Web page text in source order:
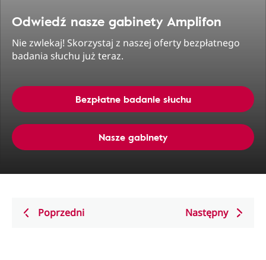
Odwiedź nasze gabinety Amplifon
Nie zwlekaj! Skorzystaj z naszej oferty bezpłatnego
badania słuchu już teraz.
Bezpłatne badanie słuchu
Nasze gabinety
Poprzedni Następny